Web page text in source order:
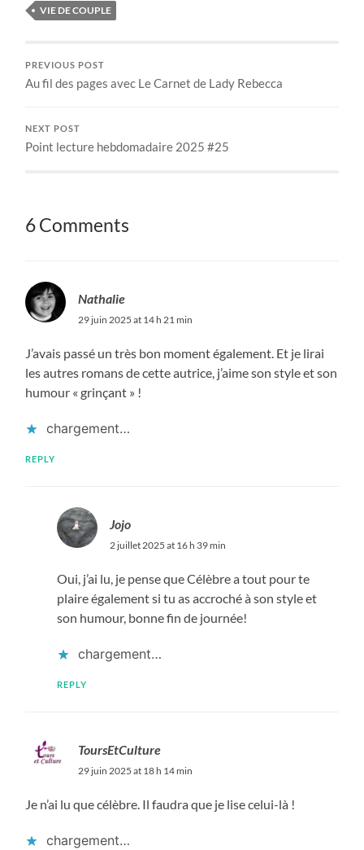
VIE DE COUPLE
PREVIOUS POST
Au fil des pages avec Le Carnet de Lady Rebecca
NEXT POST
Point lecture hebdomadaire 2025 #25
6 Comments
Nathalie
29 juin 2025 at 14 h 21 min
J’avais passé un très bon moment également. Et je lirai
les autres romans de cette autrice, j’aime son style et son
humour « grinçant » !
chargement…
REPLY
Jojo
2 juillet 2025 at 16 h 39 min
Oui, j’ai lu, je pense que Célèbre a tout pour te
plaire également si tu as accroché à son style et
son humour, bonne fin de journée!
chargement…
REPLY
ToursEtCulture
29 juin 2025 at 18 h 14 min
Je n’ai lu que célèbre. Il faudra que je lise celui-là !
chargement…